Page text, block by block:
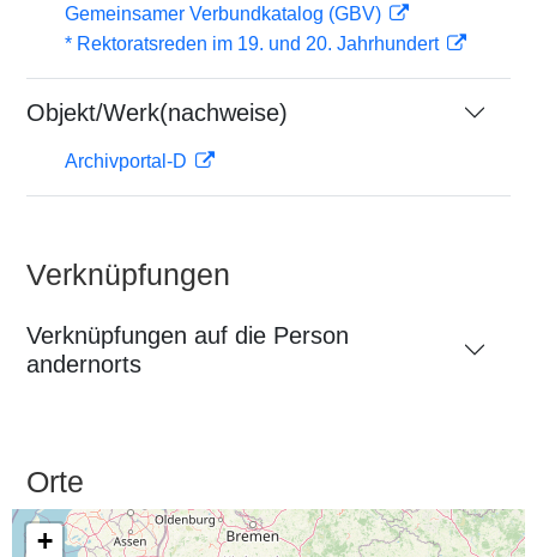
Gemeinsamer Verbundkatalog (GBV)
* Rektoratsreden im 19. und 20. Jahrhundert
Objekt/Werk(nachweise)
Archivportal-D
Verknüpfungen
Verknüpfungen auf die Person
andernorts
Orte
+